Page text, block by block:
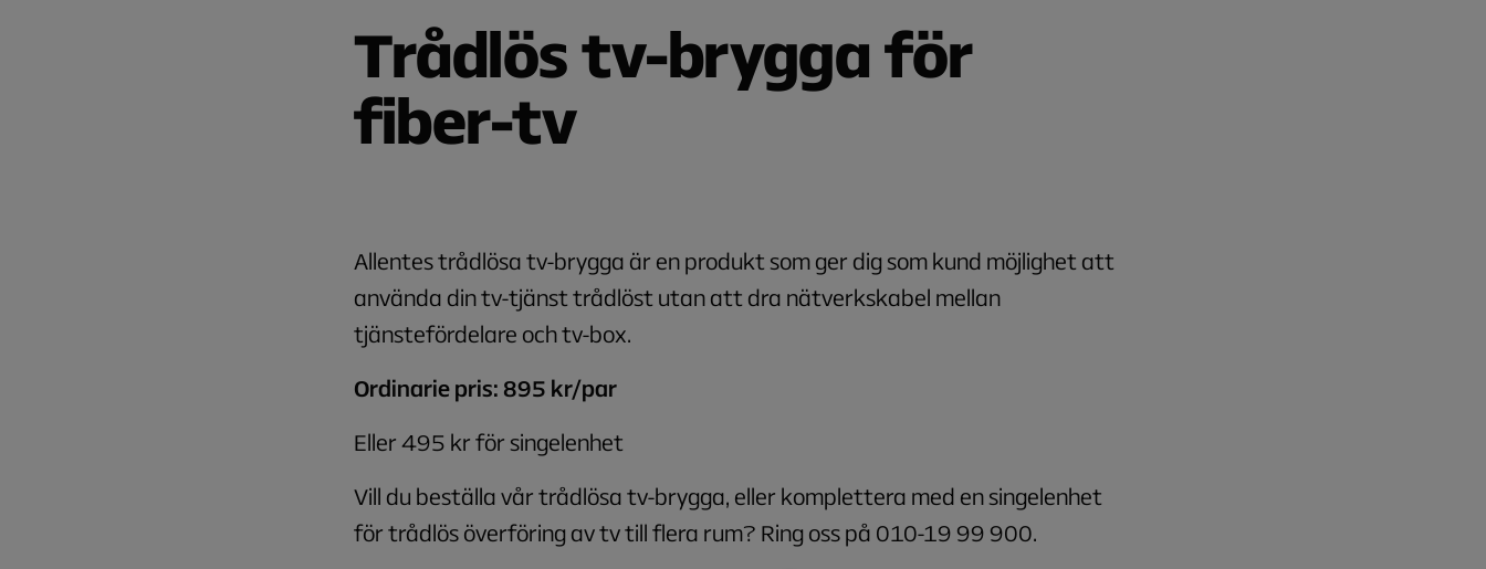
Trådlös tv-brygga för
fiber-tv
Allentes trådlösa tv-brygga är en produkt som ger dig som kund möjlighet att
använda din tv-tjänst trådlöst utan att dra nätverkskabel mellan
tjänstefördelare och tv-box.
Ordinarie pris: 895 kr/par
Eller 495 kr för singelenhet
Vill du beställa vår trådlösa tv-brygga, eller komplettera med en singelenhet
för trådlös överföring av tv till flera rum? Ring oss på 010-19 99 900.